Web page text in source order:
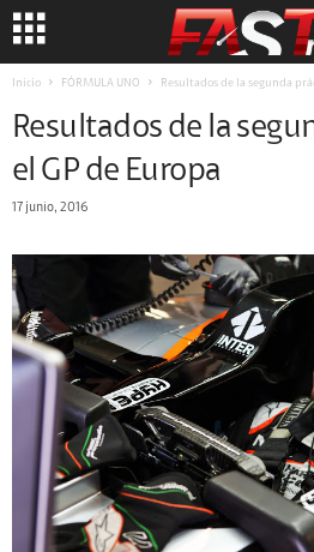
Inicio FÓRMULA UNO Resultados de la segunda
Resultados de la
el GP de Europa
17 junio, 2016